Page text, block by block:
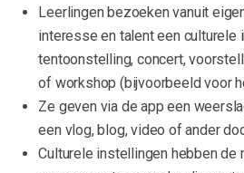
Leerlingen bezoeken vanuit
interesse en talent een culturele
tentoonstelling, concert,
of workshop (bijvoorbeeld voor
Ze geven via de app een
een vlog, blog, video of ander
Culturele instellingen hebben de